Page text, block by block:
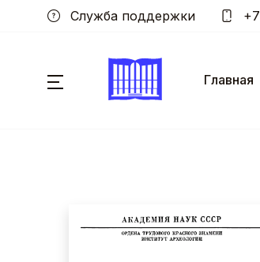
Служба поддержки
Главная